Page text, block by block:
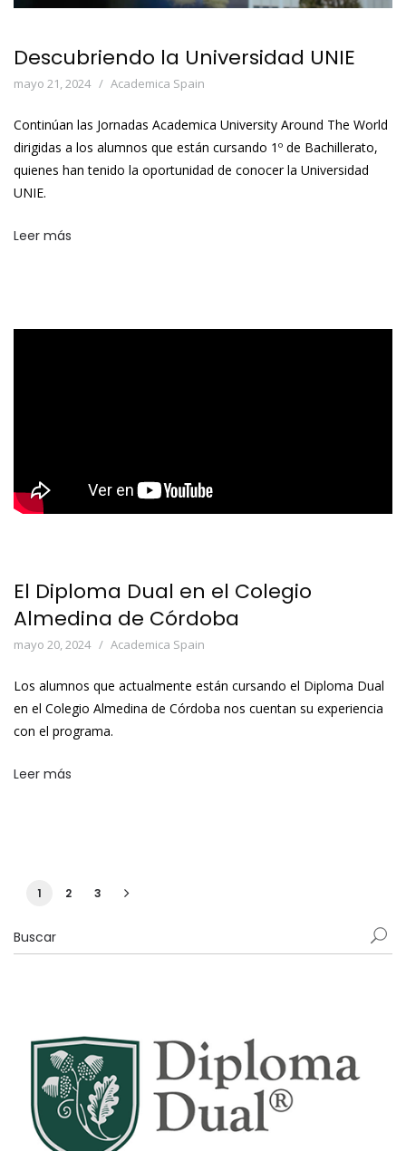
Descubriendo la Universidad UNIE
mayo 21, 2024 Academica Spain
Continúan las Jornadas Academica University Around The World
dirigidas a los alumnos que están cursando 1º de Bachillerato,
quienes han tenido la oportunidad de conocer la Universidad
UNIE.
Leer más
El Diploma Dual en el Colegio
Almedina de Córdoba
mayo 20, 2024 Academica Spain
Los alumnos que actualmente están cursando el Diploma Dual
en el Colegio Almedina de Córdoba nos cuentan su experiencia
con el programa.
Leer más
1 2 3